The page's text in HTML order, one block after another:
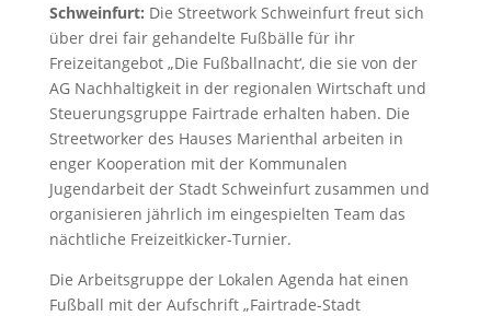
Schweinfurt: Die Streetwork Schweinfurt freut sich
über drei fair gehandelte Fußbälle für ihr
Freizeitangebot „Die Fußballnacht‘, die sie von der
AG Nachhaltigkeit in der regionalen Wirtschaft und
Steuerungsgruppe Fairtrade erhalten haben. Die
Streetworker des Hauses Marienthal arbeiten in
enger Kooperation mit der Kommunalen
Jugendarbeit der Stadt Schweinfurt zusammen und
organisieren jährlich im eingespielten Team das
nächtliche Freizeitkicker-Turnier.
Die Arbeitsgruppe der Lokalen Agenda hat einen
Fußball mit der Aufschrift „Fairtrade-Stadt